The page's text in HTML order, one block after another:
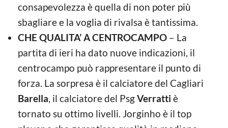
consapevolezza è quella di non poter più
sbagliare e la voglia di rivalsa è tantissima.
CHE QUALITA’ A CENTROCAMPO – La
partita di ieri ha dato nuove indicazioni, il
centrocampo può rappresentare il punto di
forza. La sorpresa è il calciatore del Cagliari
Barella, il calciatore del PsgVerratti è
tornato su ottimo livelli. Jorginho è il top